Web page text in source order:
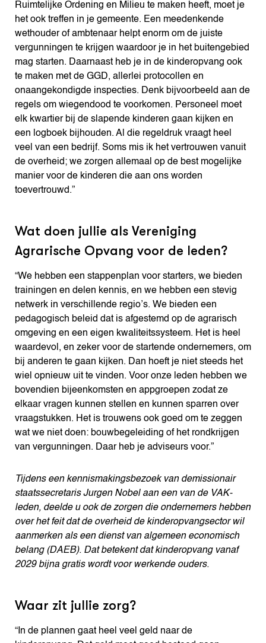
Ruimtelijke Ordening en Milieu te maken heeft, moet je
het ook treffen in je gemeente. Een meedenkende
wethouder of ambtenaar helpt enorm om de juiste
vergunningen te krijgen waardoor je in het buitengebied
mag starten. Daarnaast heb je in de kinderopvang ook
te maken met de GGD, allerlei protocollen en
onaangekondigde inspecties. Denk bijvoorbeeld aan de
regels om wiegendood te voorkomen. Personeel moet
elk kwartier bij de slapende kinderen gaan kijken en
een logboek bijhouden. Al die regeldruk vraagt heel
veel van een bedrijf. Soms mis ik het vertrouwen vanuit
de overheid; we zorgen allemaal op de best mogelijke
manier voor de kinderen die aan ons worden
toevertrouwd.”
Wat doen jullie als Vereniging
Agrarische Opvang voor de leden?
“We hebben een stappenplan voor starters, we bieden
trainingen en delen kennis, en we hebben een stevig
netwerk in verschillende regio’s. We bieden een
pedagogisch beleid dat is afgestemd op de agrarisch
omgeving en een eigen kwaliteitssysteem. Het is heel
waardevol, en zeker voor de startende ondernemers, om
bij anderen te gaan kijken. Dan hoeft je niet steeds het
wiel opnieuw uit te vinden. Voor onze leden hebben we
bovendien bijeenkomsten en appgroepen zodat ze
elkaar vragen kunnen stellen en kunnen sparren over
vraagstukken. Het is trouwens ook goed om te zeggen
wat we niet doen: bouwbegeleiding of het rondkrijgen
van vergunningen. Daar heb je adviseurs voor.”
Tijdens een kennismakingsbezoek van demissionair
staatssecretaris Jurgen Nobel aan een van de VAK-
leden, deelde u ook de zorgen die ondernemers hebben
over het feit dat de overheid de kinderopvangsector wil
aanmerken als een dienst van algemeen economisch
belang (DAEB). Dat betekent dat kinderopvang vanaf
2029 bijna gratis wordt voor werkende ouders.
Waar zit jullie zorg?
“In de plannen gaat heel veel geld naar de